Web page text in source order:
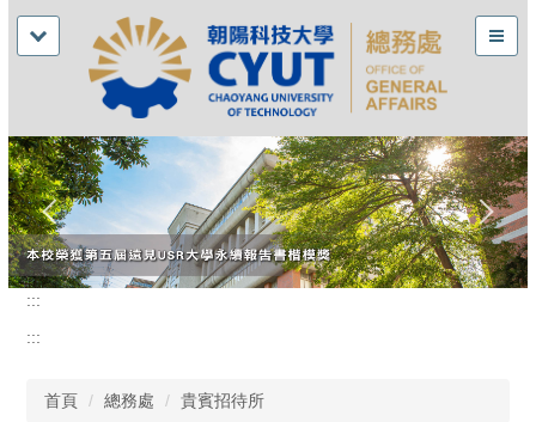
:::
:::
首頁 總務處 貴賓招待所